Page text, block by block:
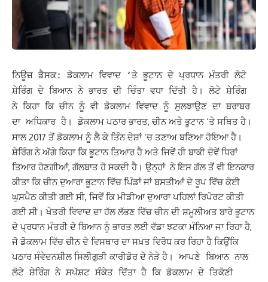
ਨਿਊਜ਼ ਡੈਸਕ: ਡੋਕਲਾਮ ਵਿਵਾਦ ‘ਤੇ ਭੂਟਾਨ ਦੇ ਪ੍ਰਧਾਨ ਮੰਤਰੀ ਲੋਟੇ
ਸ਼ੇਰਿੰਗ ਦੇ ਬਿਆਨ ਨੇ ਭਾਰਤ ਦੀ ਚਿੰਤਾ ਵਧਾ ਦਿੱਤੀ ਹੈ। ਲੋਟੇ ਸ਼ੇਰਿੰਗ
ਨੇ ਕਿਹਾ ਕਿ ਚੀਨ ਨੂੰ ਵੀ ਡੋਕਲਾਮ ਵਿਵਾਦ ਨੂੰ ਸੁਲਝਾਉਣ ਦਾ ਬਰਾਬਰ
ਦਾ ਅਧਿਕਾਰ ਹੈ। ਡੋਕਲਾਮ ਪਠਾਰ ਭਾਰਤ, ਚੀਨ ਅਤੇ ਭੂਟਾਨ ‘ਤੇ ਸਥਿਤ ਹੈ।
ਸਾਲ 2017 ਤੋਂ ਡੋਕਲਾਮ ਨੂੰ ਲੈ ਕੇ ਤਿੰਨ ਦੇਸ਼ਾਂ ‘ਚ ਤਣਾਅ ਬਣਿਆ ਹੋਇਆ ਹੈ।
ਸ਼ੇਰਿੰਗ ਨੇ ਅੱਗੇ ਕਿਹਾ ਕਿ ਭੂਟਾਨ ਤਿਆਰ ਹੈ ਅਤੇ ਜਿਵੇਂ ਹੀ ਬਾਕੀ ਦੋਵੇਂ ਧਿਰਾਂ
ਤਿਆਰ ਹੋਣਗੀਆਂ, ਗੱਲਬਾਤ ਹੋ ਸਕਦੀ ਹੈ। ਉਨ੍ਹਾਂ ਨੇ ਇਸ ਗੱਲ ਤੋਂ ਵੀ ਇਨਕਾਰ
ਕੀਤਾ ਕਿ ਚੀਨ ਦੁਆਰਾ ਭੂਟਾਨ ਵਿੱਚ ਪਿੰਡਾਂ ਜਾਂ ਬਸਤੀਆਂ ਦੇ ਰੂਪ ਵਿੱਚ ਕੋਈ
ਘੁਸਪੈਠ ਕੀਤੀ ਗਈ ਸੀ, ਜਿਵੇਂ ਕਿ ਮੀਡੀਆ ਦੁਆਰਾ ਪਹਿਲਾਂ ਰਿਪੋਰਟ ਕੀਤੀ
ਗਈ ਸੀ।ਖੇਤਰੀ ਵਿਵਾਦ ਦਾ ਹੱਲ ਲੱਭਣ ਵਿੱਚ ਚੀਨ ਦੀ ਸ਼ਮੂਲੀਅਤ ਬਾਰੇ ਭੂਟਾਨ
ਦੇ ਪ੍ਰਧਾਨ ਮੰਤਰੀ ਦੇ ਬਿਆਨ ਨੂੰ ਭਾਰਤ ਲਈ ਵੱਡਾ ਝਟਕਾ ਮੰਨਿਆ ਜਾ ਰਿਹਾ ਹੈ,
ਜੋ ਡੋਕਲਾਮ ਵਿੱਚ ਚੀਨ ਦੇ ਵਿਸਥਾਰ ਦਾ ਸਖ਼ਤ ਵਿਰੋਧ ਕਰ ਰਿਹਾ ਹੈ ਕਿਉਂਕਿ
ਪਠਾਰ ਸੰਵੇਦਨਸ਼ੀਲ ਸਿਲੀਗੁੜੀ ਕਾਰੀਡੋਰ ਦੇ ਨੇੜੇ ਹੈ। ਆਪਣੇ ਬਿਆਨ ਨਾਲ
ਲੋਟੇ ਸ਼ੇਰਿੰਗ ਨੇ ਸਪੱਸ਼ਟ ਸੰਕੇਤ ਦਿੱਤਾ ਹੈ ਕਿ ਡੋਕਲਾਮ ਦੇ ਤਿਕੋਣੀ